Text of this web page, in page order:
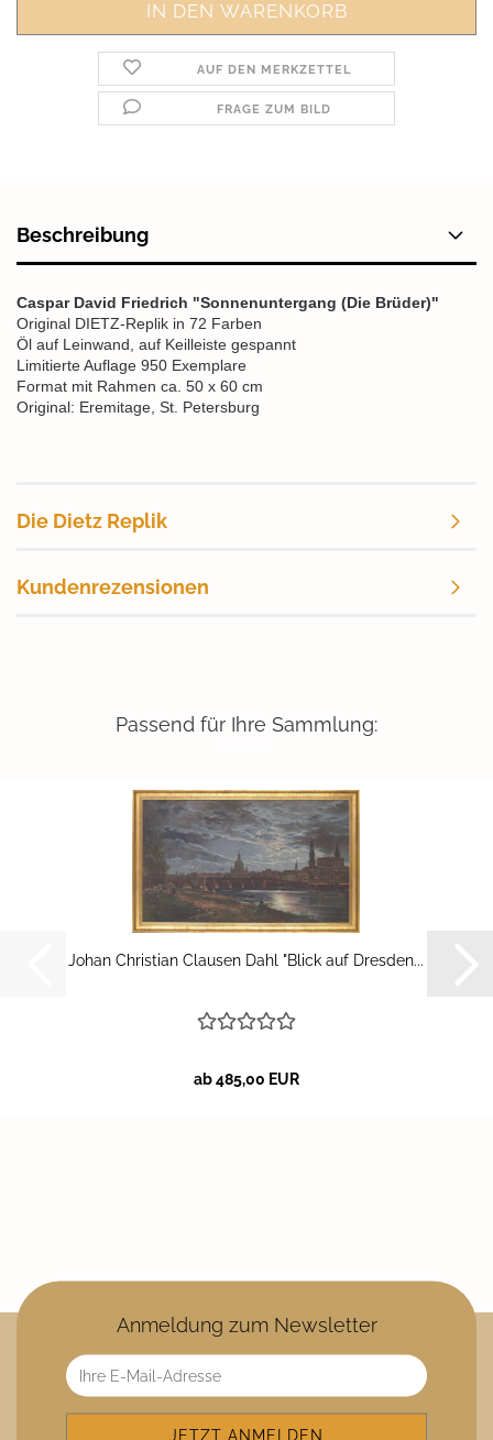
AUF DEN MERKZETTEL
FRAGE ZUM BILD
Beschreibung
Caspar David Friedrich "Sonnenuntergang (Die Brüder)"
Original DIETZ-Replik in 72 Farben
Öl auf Leinwand, auf Keilleiste gespannt
Limitierte Auflage 950 Exemplare
Format mit Rahmen ca. 50 x 60 cm
Original: Eremitage, St. Petersburg
Die Dietz Replik
Kundenrezensionen
Passend für Ihre Sammlung:
Johan Chris­ti­an Clau­sen Dahl "Blick auf Dres­den...
ab 485,00 EUR
Anmeldung zum Newsletter